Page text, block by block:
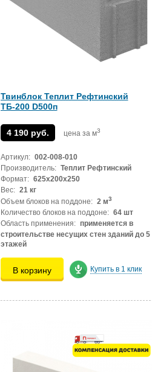
Твинблок Теплит Рефтинский
ТБ-200 D500п
4 190 руб. цена за м3
Артикул: 002-008-010
Производитель: Теплит Рефтинский
Формат: 625x200x250
Вес: 21 кг
Объем блоков на поддоне: 2 м3
Количество блоков на поддоне: 64 шт
Область применения: применяется в
строительстве несущих стен зданий до 5
этажей
В корзину Купить в 1 клик